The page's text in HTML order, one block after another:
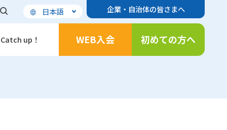
日本語 企業・自治体の皆さまへ
Catch up！ WEB入会 初めての方へ